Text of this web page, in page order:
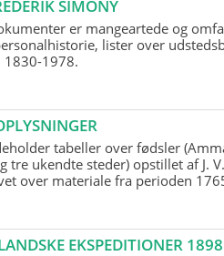
SIMONŸ
er mangeartede og
lister over
1830-1978.
tabeller over fødsler
tre ukendte steder) opstillet af J.
over materiale fra perioden
EKSPEDITIONER